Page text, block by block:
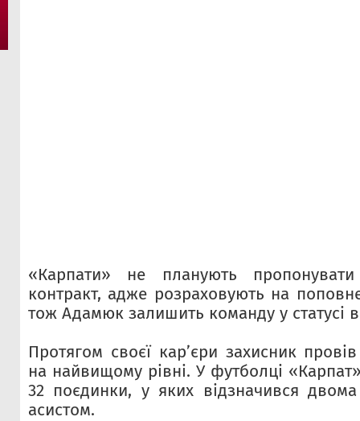
«Карпати» не планують
контракт, адже розраховують на
тож Адамюк залишить команду у статусі
Протягом своєї кар’єри захисник
на найвищому рівні. У футболці
32 поєдинки, у яких відзначився
асистом.